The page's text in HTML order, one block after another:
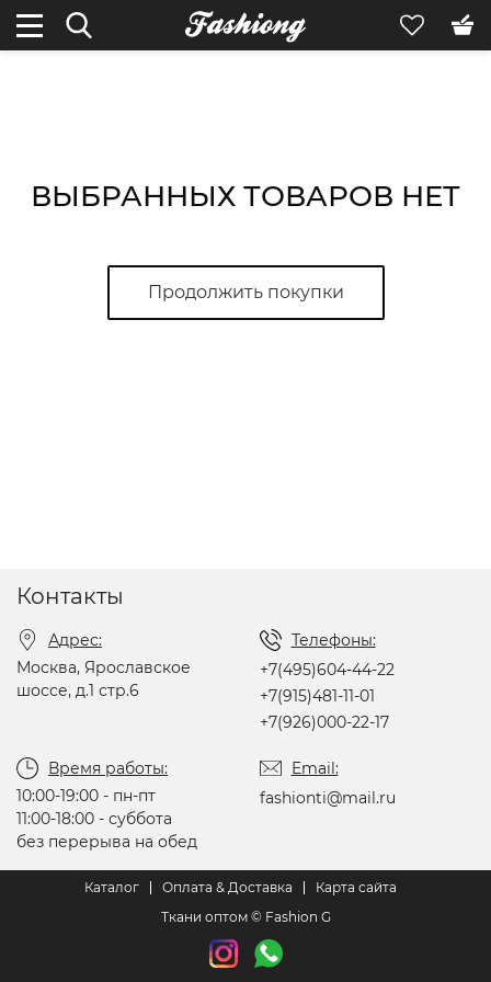
ВЫБРАННЫХ ТОВАРОВ НЕТ
Продолжить покупки
Контакты
Адрес:
Москва, Ярославское
шоссе, д.1 стр.6
Телефоны:
+7(495)604-44-22
+7(915)481-11-01
+7(926)000-22-17
Время работы:
10:00-19:00 - пн-пт
11:00-18:00 - суббота
без перерыва на обед
Email:
fashionti@mail.ru
Ткани оптом © Fashion G
Каталог Оплата & Доставка Карта сайта